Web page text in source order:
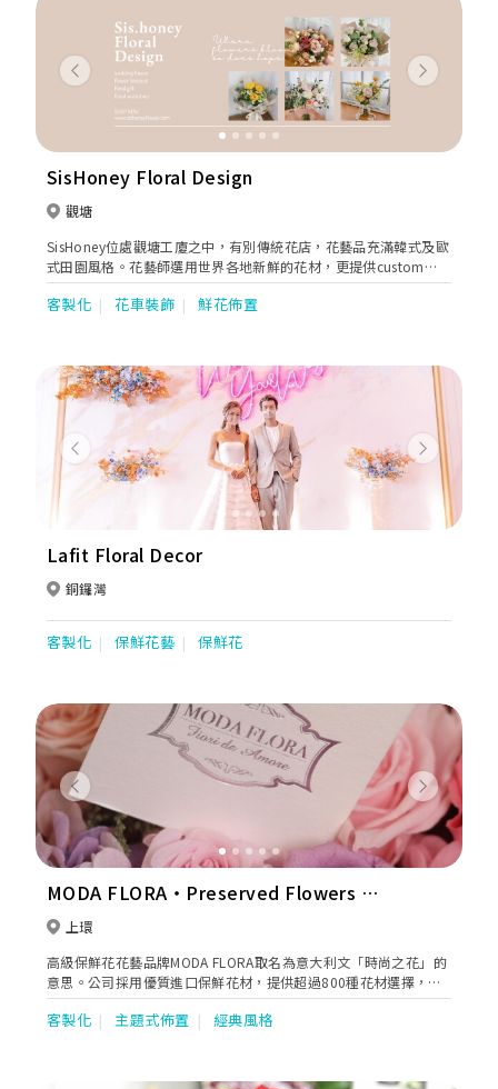
Previous Next
SisHoney Floral Design
觀塘
SisHoney位處觀塘工廈之中，有別傳統花店，花藝品充滿韓式及歐
式田園風格。花藝師選用世界各地新鮮的花材，更提供custom
made服務，為客人設計獨一無二的花品。 SisHoney Floral
Design的花藝師曾於本地及海外進修花藝，專業資格受到肯定，花
客製化 花車裝飾 鮮花佈置
Previous Next
Lafit Floral Decor
銅鑼灣
客製化 保鮮花藝 保鮮花
Previous Next
MODA FLORA・Preserved Flowers 高
級保鮮花花藝品牌
上環
高級保鮮花花藝品牌MODA FLORA取名為意大利文「時尚之花」的
意思。公司採用優質進口保鮮花材，提供超過800種花材選擇，為
您度身訂造結婚花球、襟花及頭花配飾。由婚前攝影至大婚當天，
皆可配合您的理想主題，為你襯托潔白婚紗，綻放新娘的動人氣
客製化 主題式佈置 經典風格